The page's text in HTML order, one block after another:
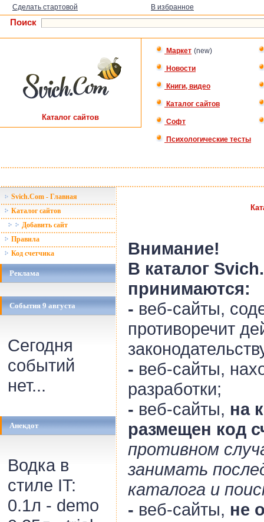
Сделать стартовой В избранное
Поиск
Каталог сайтов
Маркет (new)
Новости
Книги, видео
Каталог сайтов
Софт
Психологические тесты
Svich.Com - Главная
Каталог сайтов
Добавить сайт
Правила
Код счетчика
Реклама
События 9 августа
Сегодня
событий
нет...
Анекдот
Водка в
стиле IT:
0.1л - demo
Внимание!
В каталог
принимаются:
- веб-сайты,
противоречит
- веб-сайты,
разработки;
- веб-сайты, на
размещен код
противном
занимать
каталога и
- веб-сайты, не